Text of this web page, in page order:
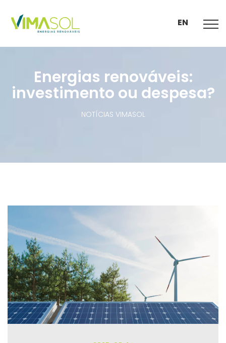
EN
Energias renováveis:
investimento ou despesa?
NOTÍCIAS VIMASOL